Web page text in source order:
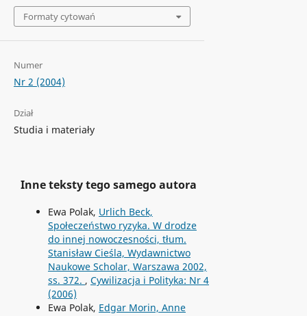
Formaty cytowań
Numer
Nr 2 (2004)
Dział
Studia i materiały
Inne teksty tego samego autora
Ewa Polak, Urlich Beck,
Społeczeństwo ryzyka. W drodze
do innej nowoczesności, tłum.
Stanisław Cieśla, Wydawnictwo
Naukowe Scholar, Warszawa 2002,
ss. 372. , Cywilizacja i Polityka: Nr 4
(2006)
Ewa Polak, Edgar Morin, Anne